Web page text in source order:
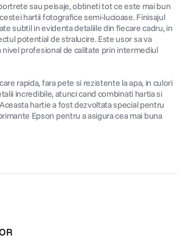
sau peisaje, obtineti tot ce este mai bun
hartii fotografice semi-lucioase. Finisajul
subtil in evidenta detaliile din fiecare cadru, in
potential de stralucire. Este usor sa va
profesional de calitate prin intermediul
rapida, fara pete si rezistente la apa, in culori
incredibile, atunci cand combinati hartia si
hartie a fost dezvoltata special pentru
Epson pentru a asigura cea mai buna